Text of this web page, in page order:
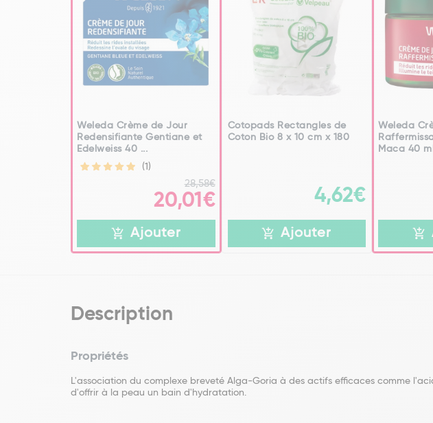
Weleda Crème de Jour
Redensifiante Gentiane et
Edelweiss 40 ...
(1)
28,58€
20,01€
Ajouter
Cotopads Rectangles de
Coton Bio 8 x 10 cm x 180
4,62€
Ajouter
Weleda
Maca 40 ml
Description
Propriétés
L'association du complexe breveté Alga-Goria à des actifs efficaces comme
d'offrir à la peau un bain d'hydratation.